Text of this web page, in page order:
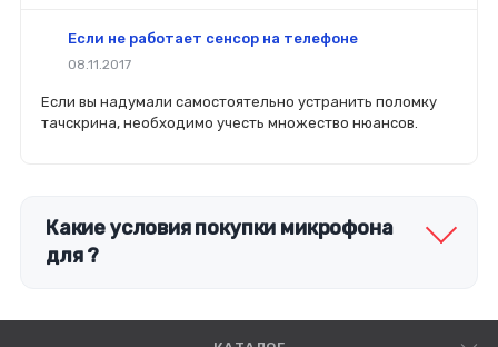
Если не работает сенсор на телефоне
08.11.2017
Если вы надумали самостоятельно устранить поломку
тачскрина, необходимо учесть множество нюансов.
Какие условия покупки микрофона
для ?